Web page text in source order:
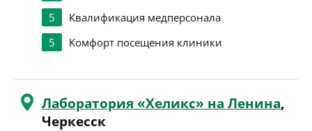
5
Квалификация медперсонала
5
Комфорт посещения клиники
Лаборатория «Хеликс» на Ленина,
Черкесск